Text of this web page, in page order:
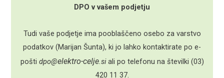
DPO v vašem podjetju
Tudi vaše podjetje ima pooblaščeno osebo za varstvo
podatkov (Marijan Šunta), ki jo lahko kontaktirate po e-
pošti dpo@elektro-celje.siali po telefonu na številki (03)
420 11 37.